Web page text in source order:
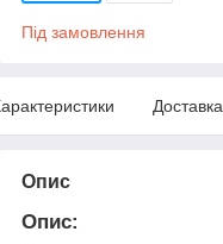
Під замовлення
Доставка
Опис
Опис: